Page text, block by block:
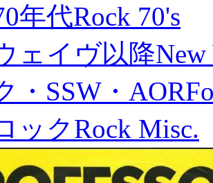
年代Rock 70's
ェイヴ以降New
・SSW・AOR
ックRock Misc.